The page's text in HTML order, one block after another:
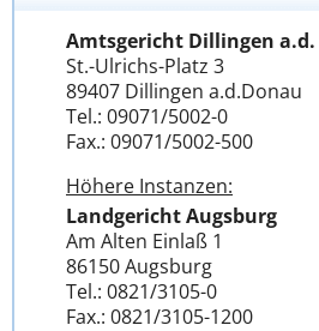
Amtsgericht Dillingen
St.-Ulrichs-Platz 3
89407 Dillingen a.d.Donau
Tel.: 09071/5002-0
Fax.: 09071/5002-500
Höhere Instanzen:
Landgericht Augsburg
Am Alten Einlaß 1
86150 Augsburg
Tel.: 0821/3105-0
Fax.: 0821/3105-1200